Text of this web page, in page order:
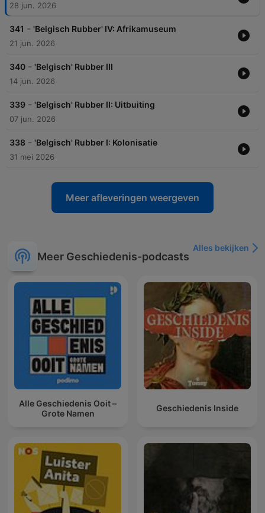
28 jun. 2026
341 - 'Belgisch Rubber' IV: Afrikamuseum
21 jun. 2026
340 - 'Belgisch' Rubber III
14 jun. 2026
339 - 'Belgisch' Rubber II: Uitbuiting
07 jun. 2026
338 - 'Belgisch' Rubber I: Kolonisatie
31 mei 2026
Meer afleveringen weergeven
Meer Geschiedenis-podcasts
Alles bekijken
Alle Geschiedenis Ooit –
Grote Namen
Geschiedenis Inside